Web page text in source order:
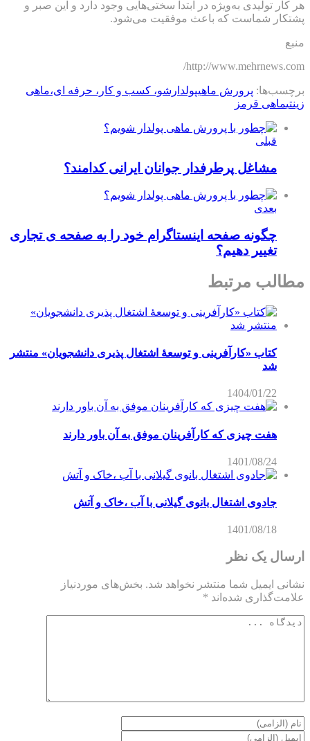
هر کار تولیدی به‌ویژه در ابتدا سختی‌هایی وجود دارد و این صبر و
پشتکار شماست که باعث موفقیت می‌شود.
منبع
http://www.mehrnews.com/
برچسب‌ها: پرورش ماهيپولدارشو، کسب و کار، حرفه ای،ماهی
زینتیماهی قرمز
قبلی
مشاغل پرطرفدار جوانان ایرانی‌ کدامند؟
بعدی
چگونه صفحه اینستاگرام خود را به صفحه ى تجارى
تغییر دهیم؟
مطالب مرتبط
کتاب «کارآفرینی و توسعۀ اشتغال پذیری دانشجویان» منتشر
شد
1404/01/22
هفت چیزی که کارآفرینان موفق به آن باور دارند
1401/08/24
جادوی اشتغال بانوی گیلانی با آب ،خاک و آتش
1401/08/18
ارسال یک نظر
نشانی ایمیل شما منتشر نخواهد شد. بخش‌های موردنیاز
علامت‌گذاری شده‌اند *